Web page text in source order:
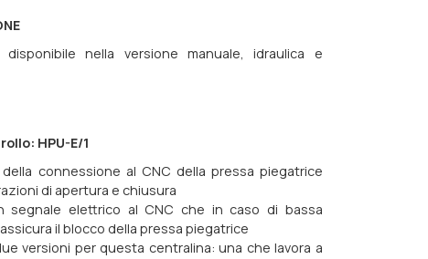
nella versione manuale, idraulica e
HPU-E/1
connessione al CNC della pressa piegatrice
di apertura e chiusura
segnale elettrico al CNC che in caso di bassa
il blocco della pressa piegatrice
versioni per questa centralina: una che lavora a